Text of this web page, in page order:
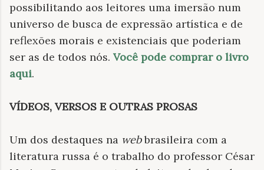
possibilitando aos leitores uma imersão num
universo de busca de expressão artística e de
reflexões morais e existenciais que poderiam
ser as de todos nós. Você pode comprar o livro
aqui.
VÍDEOS, VERSOS E OUTRAS PROSAS
Um dos destaques na webbrasileira com a
literatura russa é o trabalho do professor César